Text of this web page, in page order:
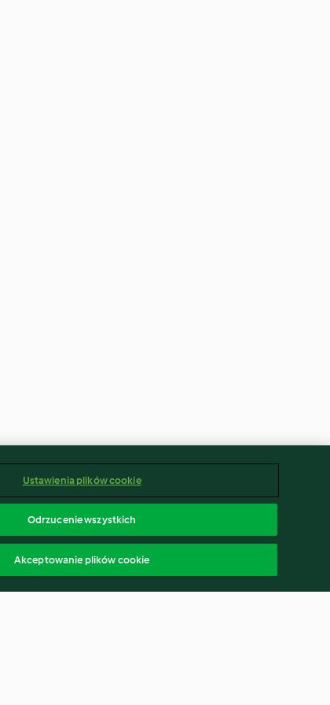
Ustawienia plików cookie
Odrzucenie wszystkich
Akceptowanie plików cookie